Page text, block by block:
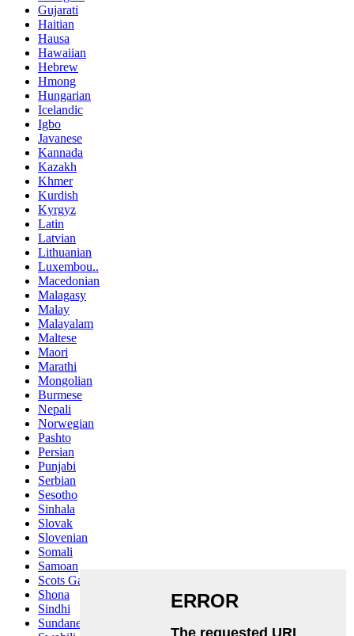
Gujarati
Haitian
Hausa
Hawaiian
Hebrew
Hmong
Hungarian
Icelandic
Igbo
Javanese
Kannada
Kazakh
Khmer
Kurdish
Kyrgyz
Latin
Latvian
Lithuanian
Luxembou..
Macedonian
Malagasy
Malay
Malayalam
Maltese
Maori
Marathi
Mongolian
Burmese
Nepali
Norwegian
Pashto
Persian
Punjabi
Serbian
Sesotho
Sinhala
Slovak
Slovenian
Somali
Samoan
Scots Gaelic
Shona
Sindhi
Sundanese